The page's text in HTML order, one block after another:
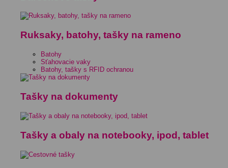
Ruksaky, batohy, tašky na rameno
Batohy
Sťahovacie vaky
Batohy, tašky s RFID ochranou
Tašky na dokumenty
Tašky a obaly na notebooky, ipod, tablet